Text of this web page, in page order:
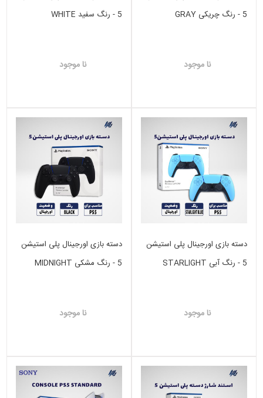
5 - رنگ چریکی GRAY
نا موجود
5 - رنگ سفید WHITE
نا موجود
دسته بازی اورجینال پلی استیشن
5 - رنگ آبی STARLIGHT
نا موجود
دسته بازی اورجینال پلی استیشن
5 - رنگ مشکی MIDNIGHT
نا موجود